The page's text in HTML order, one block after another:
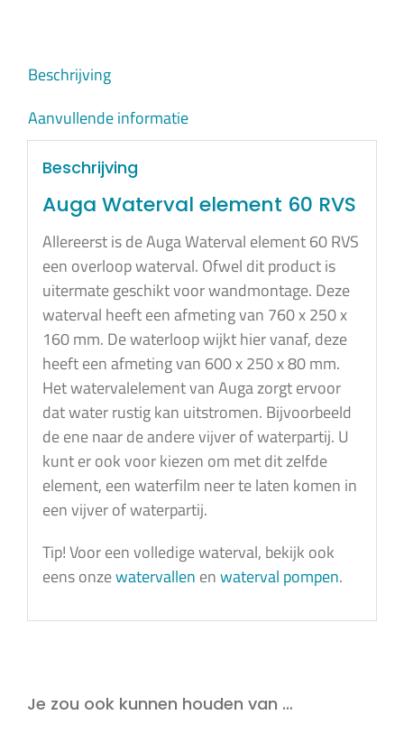
Beschrijving
Aanvullende informatie
Beschrijving
Auga Waterval element 60 RVS
Allereerst is de Auga Waterval element 60 RVS
een overloop waterval. Ofwel dit product is
uitermate geschikt voor wandmontage. Deze
waterval heeft een afmeting van 760 x 250 x
160 mm. De waterloop wijkt hier vanaf, deze
heeft een afmeting van 600 x 250 x 80 mm.
Het watervalelement van Auga zorgt ervoor
dat water rustig kan uitstromen. Bijvoorbeeld
de ene naar de andere vijver of waterpartij. U
kunt er ook voor kiezen om met dit zelfde
element, een waterfilm neer te laten komen in
een vijver of waterpartij.
Tip! Voor een volledige waterval, bekijk ook
eens onzewatervallen enwaterval pompen.
Je zou ook kunnen houden van …